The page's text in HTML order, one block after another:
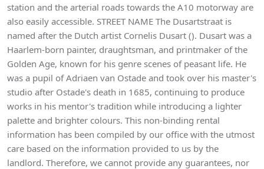
station and the arterial roads towards the A10 motorway are
also easily accessible. STREET NAME The Dusartstraat is
named after the Dutch artist Cornelis Dusart (). Dusart was a
Haarlem-born painter, draughtsman, and printmaker of the
Golden Age, known for his genre scenes of peasant life. He
was a pupil of Adriaen van Ostade and took over his master's
studio after Ostade's death in 1685, continuing to produce
works in his mentor's tradition while introducing a lighter
palette and brighter colours. This non-binding rental
information has been compiled by our office with the utmost
care based on the information provided to us by the
landlord. Therefore, we cannot provide any guarantees, nor